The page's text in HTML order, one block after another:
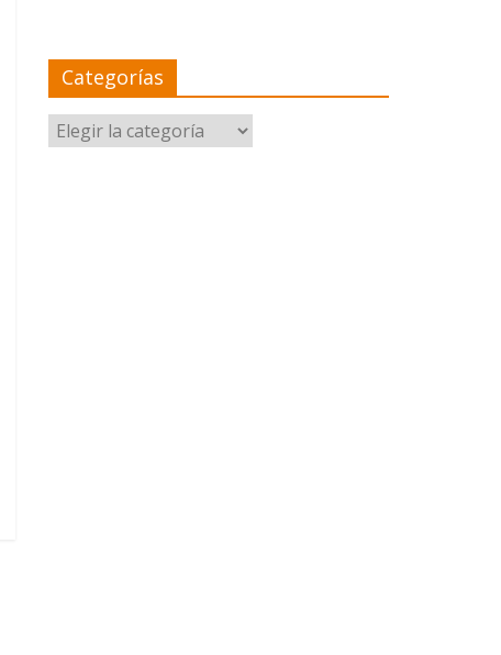
Categorías
Categorías